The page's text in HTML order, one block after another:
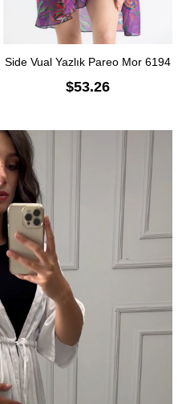
Side Vual Yazlık Pareo Mor 6194
$53.26